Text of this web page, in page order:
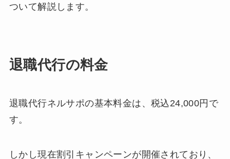
ついて解説します。
退職代行の料金
退職代行ネルサポの基本料金は、税込24,000円で
す。
しかし現在割引キャンペーンが開催されており、